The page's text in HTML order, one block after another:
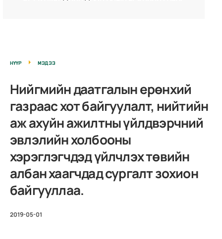
НҮҮР МЭДЭЭ
Нийгмийн даатгалын ерөнхий
газраас хот байгуулалт, нийтийн
аж ахуйн ажилтны үйлдвэрчний
эвлэлийн холбооны
хэрэглэгчдэд үйлчлэх төвийн
албан хаагчдад сургалт зохион
байгууллаа.
2019-05-01